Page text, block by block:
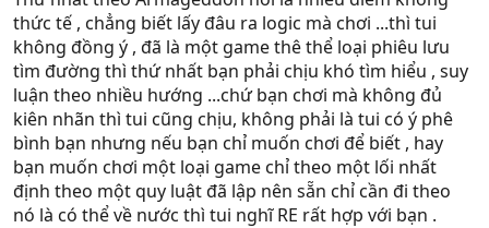
thức tế , chẳng biết lấy đâu ra logic mà chơi ...thì tui
không đồng ý , đã là một game thê thể loại phiêu lưu
tìm đường thì thứ nhất bạn phải chịu khó tìm hiểu , suy
luận theo nhiều hướng ...chứ bạn chơi mà không đủ
kiên nhãn thì tui cũng chịu, không phải là tui có ý phê
bình bạn nhưng nếu bạn chỉ muốn chơi để biết , hay
bạn muốn chơi một loại game chỉ theo một lối nhất
định theo một quy luật đã lập nên sẵn chỉ cần đi theo
nó là có thể về nước thì tui nghĩ RE rất hợp với bạn .